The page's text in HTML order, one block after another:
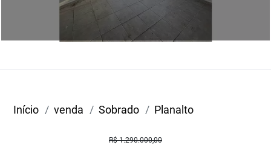
Início venda Sobrado Planalto
R$ 1.290.000,00